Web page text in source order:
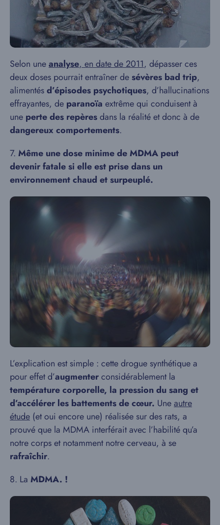
Selon uneanalyse, en date de 2011, dépasser ces
deux doses pourrait entraîner desévères bad trip,
alimentésd’épisodes psychotiques, d’hallucinations
effrayantes, de paranoïa extrême qui conduisent à
une perte des repèresdans la réalité et donc à de
dangereux comportements.
7. Même une dose minime de MDMA peut
devenir fatale si elle est prise dans un
environnement chaud et surpeuplé.
L’explication est simple : cette drogue synthétique a
pour effet d’augmenterconsidérablement la
température corporelle, la pression du sang et
d’accélérer les battements de cœur. Uneautre
étude (et oui encore une) réalisée sur des rats, a
prouvé que la MDMA interférait avec l’habilité qu’a
notre corps et notamment notre cerveau, à se
rafraîchir.
8. La MDMA. !